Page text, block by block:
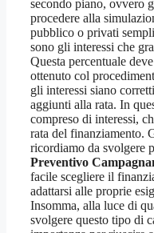
secondo piano, ovvero
procedere alla
pubblico o privati
sono gli interessi che
Questa percentuale
ottenuto col
gli interessi siano
aggiunti alla rata. In
compreso di interessi,
rata del finanziamento.
ricordiamo da svolgere
Preventivo
facile scegliere il
adattarsi alle proprie
Insomma, alla luce di
svolgere questo tipo di